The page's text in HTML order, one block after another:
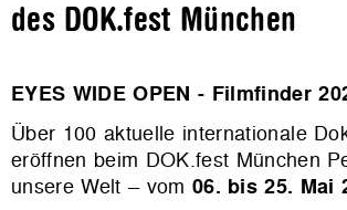
des DOK.fest München
EYES WIDE OPEN - Filmfinder
Über 100 aktuelle internationale
eröffnen beim DOK.fest München
unsere Welt – vom 06. bis 25. Mai